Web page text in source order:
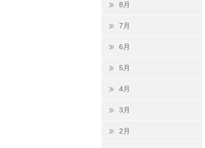
8月
7月
6月
5月
4月
3月
2月